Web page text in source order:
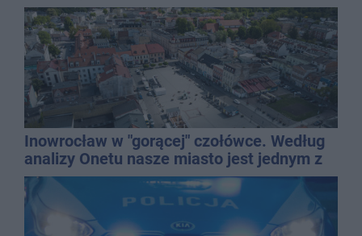
Inowrocław w "gorącej" czołówce. Według
analizy Onetu nasze miasto jest jednym z
najbardziej narażonych na upały